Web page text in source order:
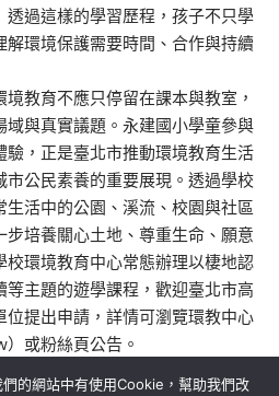
過這樣的學習歷程，孩子不只學
解環境保護需要時間、合作與持續
教育不應只停留在課本與教室，
與真實議題。永建國小學童參與
驗，正是臺北市推動環境教育生活
公民素養的重要展現。透過學校
活中的公園、溪流、校園與社區
培養關心土地、尊重生命、願意
環境教育中心常態辦理以棲地認
主題的遊學課程，歡迎臺北市高
位提出申請，詳情可瀏覽環教中心
或粉絲頁公告。
的網站中有使用Cookie，幫助我們改